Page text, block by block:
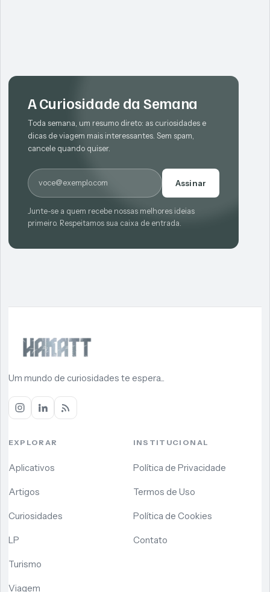
A Curiosidade da Semana
Toda semana, um resumo direto: as curiosidades e
dicas de viagem mais interessantes. Sem spam,
cancele quando quiser.
E-mail
Assinar
Junte-se a quem recebe nossas melhores ideias
primeiro. Respeitamos sua caixa de entrada.
Um mundo de curiosidades te espera...
EXPLORAR
Aplicativos
Artigos
Curiosidades
LP
Turismo
Viagem
INSTITUCIONAL
Política de Privacidade
Termos de Uso
Política de Cookies
Contato